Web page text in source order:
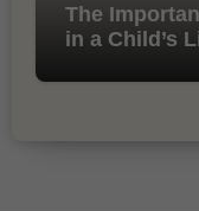
The
in a Child’s